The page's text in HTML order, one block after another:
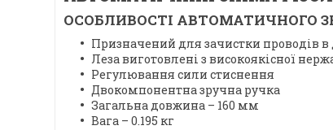
ОСОБЛИВОСТІ АВТОМАТИЧНОГО
Призначений для зачистки проводів в
Леза виготовлені з високоякісної
Регулювання сили стиснення
Двокомпонентна зручна ручка
Загальна довжина – 160 мм
Вага – 0.195 кг